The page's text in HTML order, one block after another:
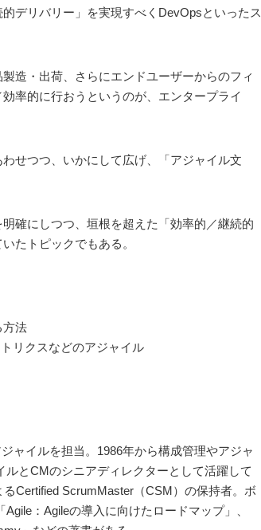
デリバリー」を実現すべくDevOpsといったス
造・出荷、さらにエンドユーザーからのフィ
率的に行おうというのが、エンタープライ
せつつ、いかにして広げ、「アジャイル文
確にしつつ、垣根を超えた「効率的／継続的
たトピックでもある。
方法
リクスなどのアジャイル
ャイルを担当。1986年から構成管理やアジャ
とCMのシニアディレクターとして活躍して
Certified ScrumMaster（CSM）の保持者。ボ
：Agileの導入に向けたロードマップ」、